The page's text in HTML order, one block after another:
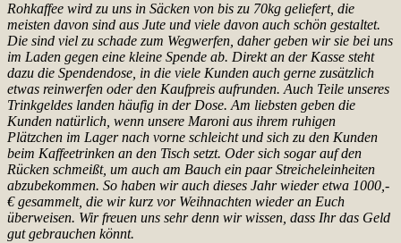
Rohkaffee wird zu uns in Säcken von bis zu 70kg geliefert, die
meisten davon sind aus Jute und viele davon auch schön gestaltet.
Die sind viel zu schade zum Wegwerfen, daher geben wir sie bei uns
im Laden gegen eine kleine Spende ab. Direkt an der Kasse steht
dazu die Spendendose, in die viele Kunden auch gerne zusätzlich
etwas reinwerfen oder den Kaufpreis aufrunden. Auch Teile unseres
Trinkgeldes landen häufig in der Dose. Am liebsten geben die
Kunden natürlich, wenn unsere Maroni aus ihrem ruhigen
Plätzchen im Lager nach vorne schleicht und sich zu den Kunden
beim Kaffeetrinken an den Tisch setzt. Oder sich sogar auf den
Rücken schmeißt, um auch am Bauch ein paar Streicheleinheiten
abzubekommen. So haben wir auch dieses Jahr wieder etwa 1000,-
€ gesammelt, die wir kurz vor Weihnachten wieder an Euch
überweisen. Wir freuen uns sehr denn wir wissen, dass Ihr das Geld
gut gebrauchen könnt.